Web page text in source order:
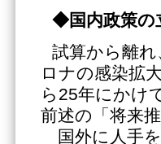
◆国内政策の
試算から離
ロナの感染拡
ら25年にかけ
前述の「将来
国外に人手